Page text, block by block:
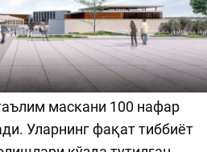
маскани 100 нафар
Уларнинг фақат тиббиёт